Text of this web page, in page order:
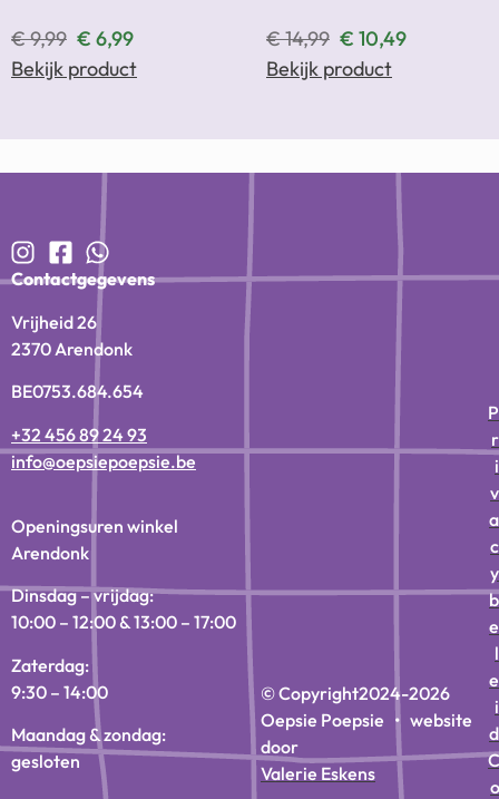
€9,99 € 6,99
Bekijk product
€14,99 € 10,49
Bekijk product
Contactgegevens
Vrijheid 26
2370 Arendonk
BE0753.684.654
+32 456 89 24 93
info@oepsiepoepsie.be
Openingsuren winkel
Arendonk
Dinsdag – vrijdag:
10:00 – 12:00 & 13:00 – 17:00
Zaterdag:
9:30 – 14:00
Maandag & zondag:
gesloten
© Copyright2024-2026
Oepsie Poepsie • website
door
Valerie Eskens
P
r
i
v
a
c
y
b
e
l
e
i
d
C
o